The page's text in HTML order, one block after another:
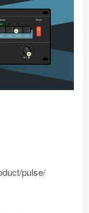
pulse/